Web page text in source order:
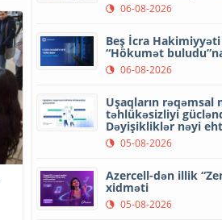
06-08-2026
Beş İcra
“Hökumət
06-08-2026
Uşaqların rəqəmsal
təhlükəsizliyi
Dəyişikliklər nəyi
05-08-2026
Azercell-dən illik
xidməti
05-08-2026